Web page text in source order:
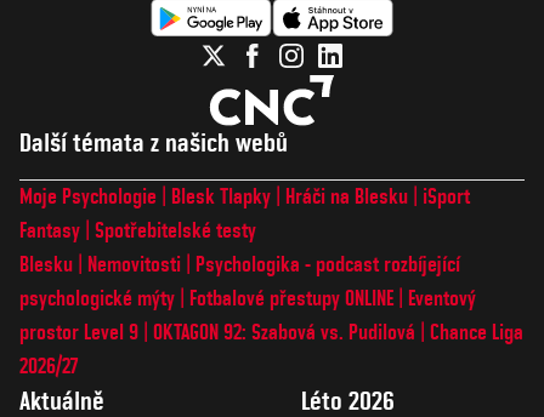
Další témata z našich webů
Moje Psychologie Blesk Tlapky Hráči na Blesku
iSport
Fantasy Spotřebitelské testy
Blesku
Nemovitosti
Psychologika - podcast rozbíjející
psychologické mýty
Fotbalové přestupy ONLINE
Eventový
prostor Level 9 OKTAGON 92: Szabová vs. Pudilová
Chance Liga
2026/27
Aktuálně Léto 2026